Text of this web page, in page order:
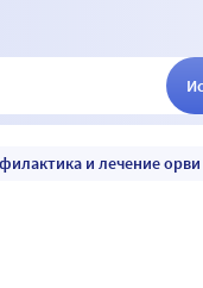
и лечение